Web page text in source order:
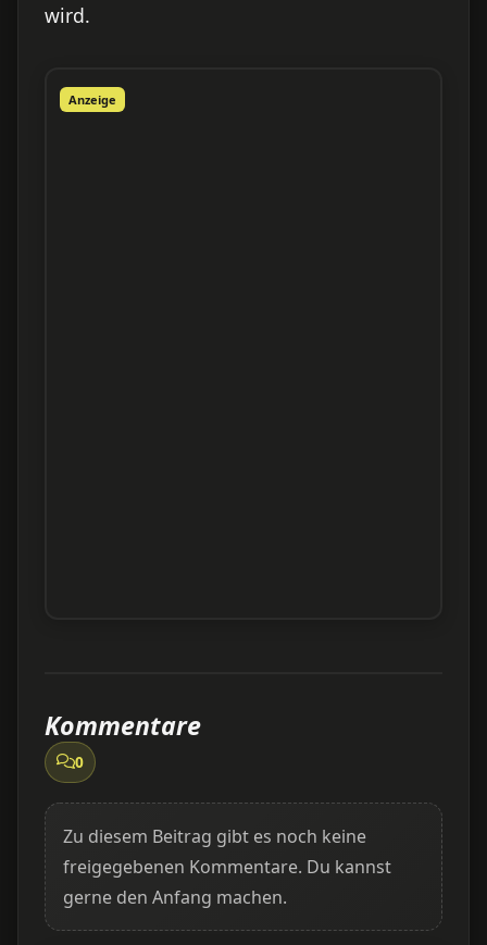
wird.
Anzeige
Kommentare
0
Zu diesem Beitrag gibt es noch keine
freigegebenen Kommentare. Du kannst
gerne den Anfang machen.